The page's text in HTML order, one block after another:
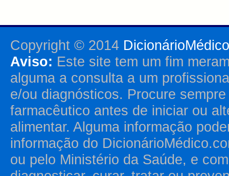
Copyright © 2014
Aviso: Este site tem um fim
alguma a consulta a um
e/ou diagnósticos. Procure
farmacêutico antes de iniciar ou
alimentar. Alguma informação
informação do
ou pelo Ministério da Saúde, e